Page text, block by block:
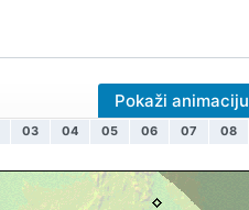
Pokaži animaciju
03 04 05 06 07 08